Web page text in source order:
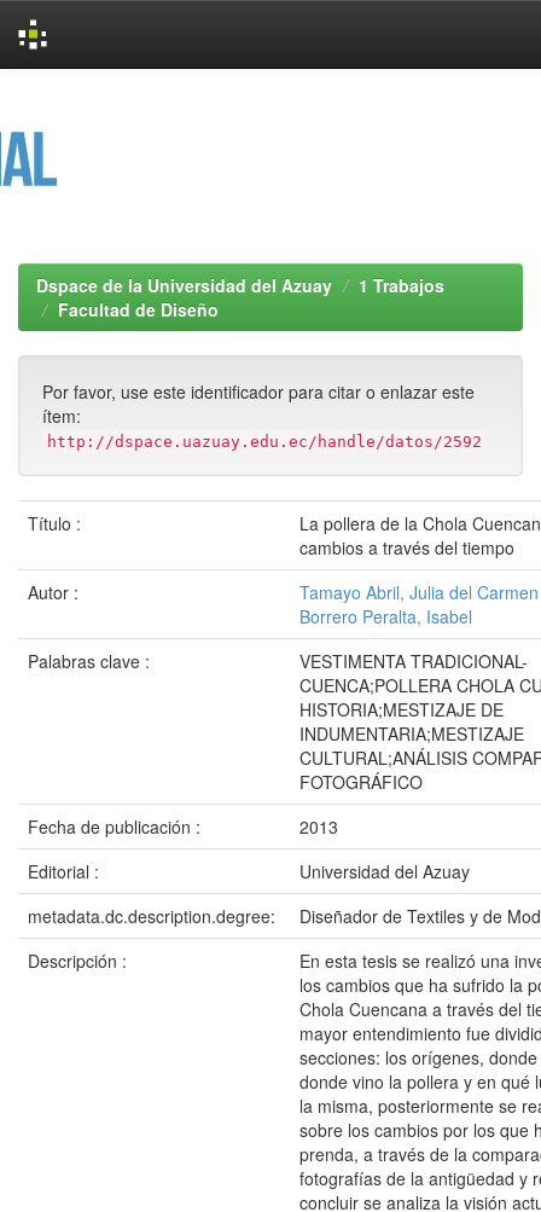
Dspace de la Universidad del Azuay
1 Trabajos
Facultad de Diseño
Por favor, use este identificador para citar o enlazar este
ítem:
http://dspace.uazuay.edu.ec/handle/datos/2592
Título :
La pollera de la Chola
cambios a través del tiempo
Autor :
Tamayo Abril, Julia del Carmen
Borrero Peralta, Isabel
Palabras clave :
VESTIMENTA TRADICIONAL-
CUENCA;POLLERA CHOLA
HISTORIA;MESTIZAJE DE
INDUMENTARIA;MESTIZAJE
CULTURAL;ANÁLISIS
FOTOGRÁFICO
Fecha de publicación :
2013
Editorial :
Universidad del Azuay
metadata.dc.description.degree:
Diseñador de Textiles y de
Descripción :
En esta tesis se realizó una
los cambios que ha sufrido la
Chola Cuencana a través del
mayor entendimiento fue
secciones: los orígenes,
donde vino la pollera y en qué
la misma, posteriormente se
sobre los cambios por los que
prenda, a través de la
fotografías de la antigüedad y
concluir se analiza la visión